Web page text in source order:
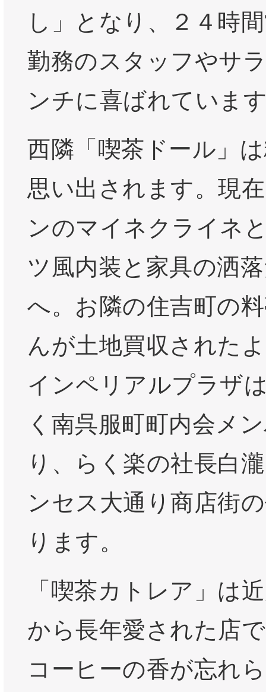
し」となり、２４時
勤務のスタッフやサ
ンチに喜ばれていま
西隣「喫茶ドール」
思い出されます。現
ンのマイネクライネ
ツ風内装と家具の洒
へ。お隣の住吉町の
んが土地買収された
インペリアルプラザ
く南呉服町町内会メ
り、らく楽の社長白
ンセス大通り商店街
ります。
「喫茶カトレア」は
から長年愛された店
コーヒーの香が忘れ